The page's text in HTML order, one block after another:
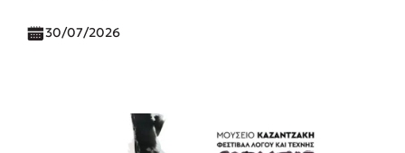
30/07/2026